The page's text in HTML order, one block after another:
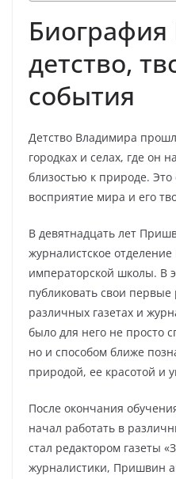
детство,
события
Детство Владимира
городках и селах, где он
близостью к природе.
восприятие мира и его
В девятнадцать лет
журналистское
императорской школы. В
публиковать свои первые
различных газетах и
было для него не просто
но и способом ближе
природой, ее красотой и
После окончания
начал работать в
стал редактором газеты
журналистики, Пришвин